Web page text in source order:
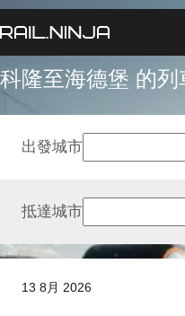
科隆至海德堡 的列
13 8月 2026
出發城市
抵達城市